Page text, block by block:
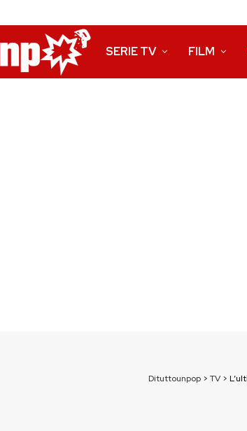
SERIE TV FILM
Dituttounpop> TV>